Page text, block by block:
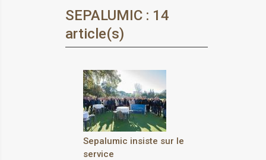
SEPALUMIC : 14
article(s)
Sepalumic insiste sur le
service